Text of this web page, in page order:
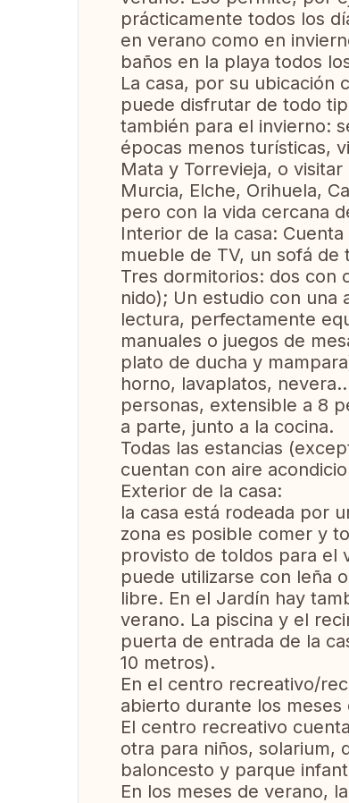
prácticamente todos los
en verano como en
baños en la playa todos
La casa, por su ubicación
puede disfrutar de todo
también para el invierno:
épocas menos turísticas,
Mata y Torrevieja, o
Murcia, Elche, Orihuela,
pero con la vida cercana
Interior de la casa:
mueble de TV, un sofá de
Tres dormitorios: dos con
nido); Un estudio con una
lectura, perfectamente
manuales o juegos de
plato de ducha y
horno, lavaplatos,
personas, extensible a 8
a parte, junto a la cocina.
Todas las estancias
cuentan con aire
Exterior de la casa:
la casa está rodeada por
zona es posible comer y
provisto de toldos para el
puede utilizarse con leña
libre. En el Jardín hay
verano. La piscina y el
puerta de entrada de la
10 metros).
En el centro recreativo/
abierto durante los meses
El centro recreativo
otra para niños, solarium,
baloncesto y parque
En los meses de verano,